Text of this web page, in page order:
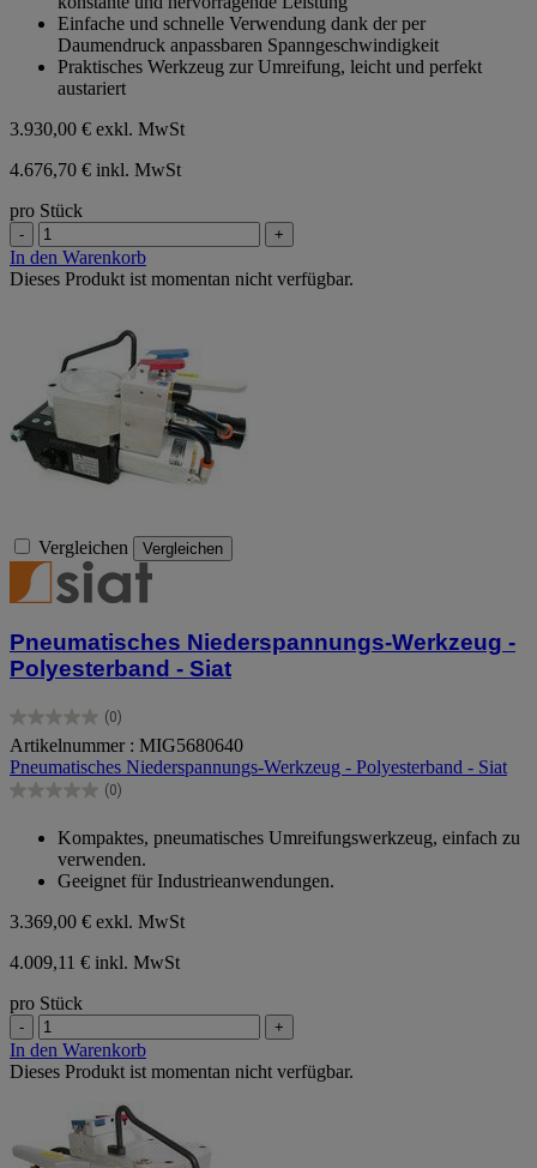
Sternen.
Einfache und schnelle Verwendung dank der per
Daumendruck anpassbaren Spanngeschwindigkeit
Praktisches Werkzeug zur Umreifung, leicht und perfekt
austariert
3.930,00 € exkl. MwSt
4.676,70 € inkl. MwSt
pro Stück
- +
In den Warenkorb
Dieses Produkt ist momentan nicht verfügbar.
Vergleichen Vergleichen
Pneumatisches Niederspannungs-Werkzeug -
Polyesterband - Siat
(0)
0.0
von
5
Sternen.
Artikelnummer : MIG5680640
Pneumatisches Niederspannungs-Werkzeug - Polyesterband - Siat
(0)
0.0
Sternen.
Kompaktes, pneumatisches Umreifungswerkzeug, einfach zu
verwenden.
Geeignet für Industrieanwendungen.
3.369,00 € exkl. MwSt
4.009,11 € inkl. MwSt
pro Stück
- +
In den Warenkorb
Dieses Produkt ist momentan nicht verfügbar.